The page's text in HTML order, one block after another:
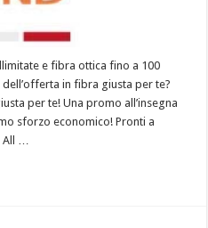
e fibra ottica fino a 100
in fibra giusta per te?
per te! Una promo all’insegna
sforzo economico! Pronti a
All …